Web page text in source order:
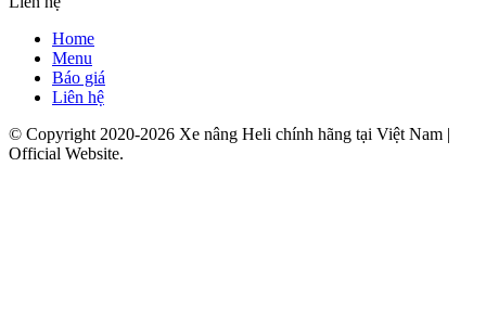
Home
Menu
Báo giá
Liên hệ
© Copyright 2020-2026 Xe nâng Heli chính hãng tại Việt Nam |
Official Website.